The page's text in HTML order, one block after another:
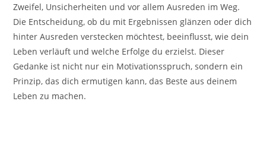
Zweifel, Unsicherheiten und vor allem Ausreden im Weg.
Die Entscheidung, ob du mit Ergebnissen glänzen oder dich
hinter Ausreden verstecken möchtest, beeinflusst, wie dein
Leben verläuft und welche Erfolge du erzielst. Dieser
Gedanke ist nicht nur ein Motivationsspruch, sondern ein
Prinzip, das dich ermutigen kann, das Beste aus deinem
Leben zu machen.